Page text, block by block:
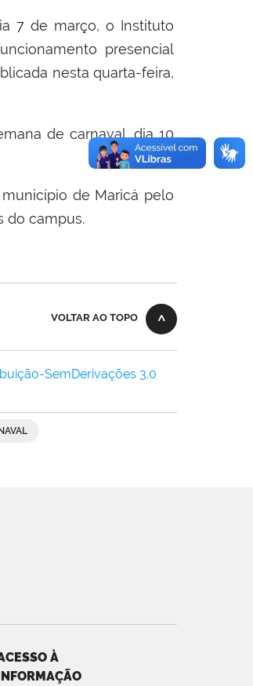
7 de março, o Instituto
presencial
nesta quarta-feira,
de carnaval, dia 10
de Maricá pelo
do campus.
VOLTAR AO TOPO
SemDerivações 3.0
À